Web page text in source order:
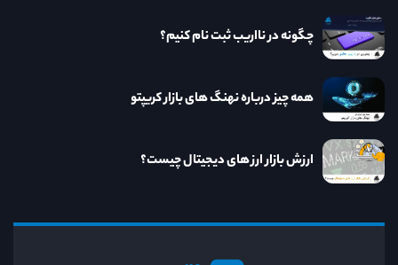
چگونه در نااریب ثبت نام کنیم؟
همه چیز درباره نهنگ های بازار کریپتو
ارزش بازار ارز های دیجیتال چیست؟